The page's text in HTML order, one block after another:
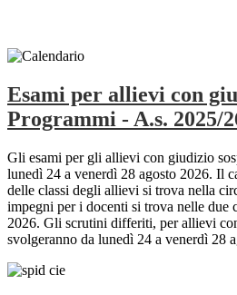
Esami per allievi con
Programmi - A.s. 2025/
Gli esami per gli allievi con giudizio
lunedì 24 a venerdì 28 agosto 2026. Il
delle classi degli allievi si trova nella
impegni per i docenti si trova nelle due
2026. Gli scrutini differiti, per allievi
svolgeranno da lunedì 24 a venerdì 28